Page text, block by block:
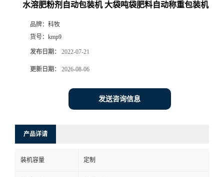
水溶肥粉剂自动包装机 大袋吨袋肥料自动称重包装机
品牌： 科牧
货号： kmp9
发布日期： 2022-07-21
更新日期： 2026-08-06
发送咨询信息
产品详请
装机容量 定制